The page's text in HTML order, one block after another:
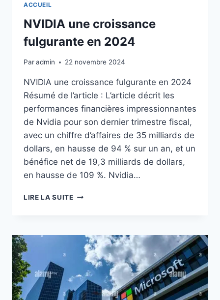
ACCUEIL
NVIDIA une croissance
fulgurante en 2024
Paradmin 22 novembre 2024
NVIDIA une croissance fulgurante en 2024
Résumé de l’article : L’article décrit les
performances financières impressionnantes
de Nvidia pour son dernier trimestre fiscal,
avec un chiffre d’affaires de 35 milliards de
dollars, en hausse de 94 % sur un an, et un
bénéfice net de 19,3 milliards de dollars,
en hausse de 109 %. Nvidia…
LIRE LA SUITENVIDIA
EN
2024